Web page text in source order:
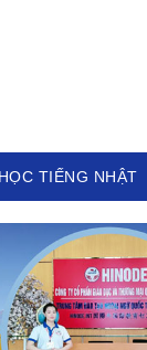
HỌC TIẾNG NHẬT